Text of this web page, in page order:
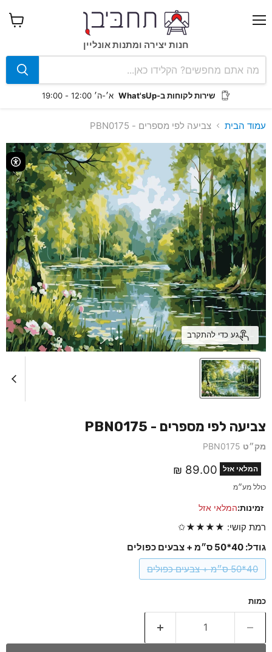
חנות יצירה ומתנות אונליין
שירות לקוחות ב-What'sUp א׳-ה׳ 12:00 - 19:00
עמוד הבית צביעה לפי מספרים - PBN0175
גע כדי להתקרב
צביעה לפי מספרים - PBN0175
מק״ט PBN0175
המלאי אזל מחיר נוכחי
89.00 ₪
כולל מע״מ
זמינות:המלאי אזל
רמת קושי: ★★★★✩
גודל: 40*50 ס״מ + צבעים כפולים
40*50 ס״מ + צבעים כפולים
כמות